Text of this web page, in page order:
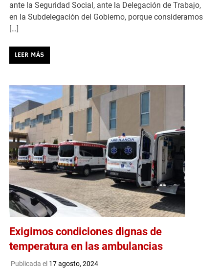
ante la Seguridad Social, ante la Delegación de Trabajo,
en la Subdelegación del Gobierno, porque consideramos
[…]
LEER MÁS
Exigimos condiciones dignas de
temperatura en las ambulancias
Publicada el 17 agosto, 2024